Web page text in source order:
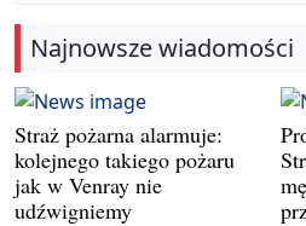
Najnowsze wiadomości
Straż pożarna alarmuje:
kolejnego takiego pożaru
jak w Venray nie
udźwigniemy